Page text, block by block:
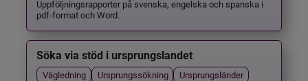
Uppföljningsrapporter på svenska, engelska och spanska i
pdf-format och Word.
Söka via stöd i ursprungslandet
Vägledning Ursprungssökning
Ursprungsländer